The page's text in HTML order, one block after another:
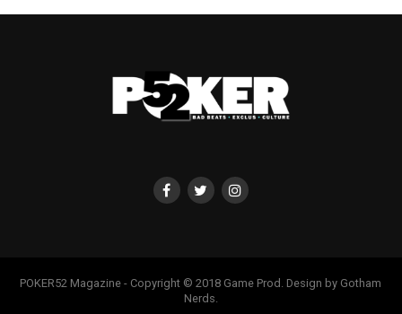
POKER52 Magazine - Copyright © 2018 Game Prod. Design by Gotham
Nerds.